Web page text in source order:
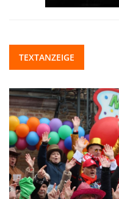
TEXTANZEIGE